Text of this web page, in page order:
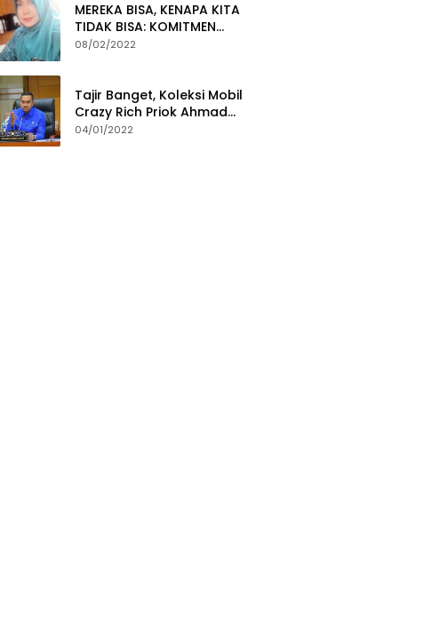
MEREKA BISA, KENAPA KITA
TIDAK BISA: KOMITMEN
PEMBERANTASAN KORUPSI
08/02/2022
Tajir Banget, Koleksi Mobil
Crazy Rich Priok Ahmad
Sahroni Bikin Ngiler
04/01/2022